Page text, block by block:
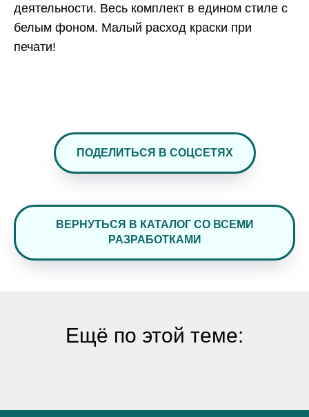
деятельности. Весь комплект в едином стиле с
белым фоном. Малый расход краски при
печати!
ПОДЕЛИТЬСЯ В СОЦСЕТЯХ
ВЕРНУТЬСЯ В КАТАЛОГ СО ВСЕМИ
РАЗРАБОТКАМИ
Ещё по этой теме: